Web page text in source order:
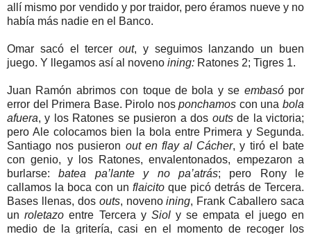
allí mismo por vendido y por traidor, pero éramos nueve y no
había más nadie en el Banco.
Omar sacó el tercerout, y seguimos lanzando un buen
juego. Y llegamos así al noveno ining: Ratones 2; Tigres 1.
Juan Ramón abrimos con toque de bola y se embasópor
error del Primera Base. Pirolo nosponchamos con unabola
afuera, y los Ratones se pusieron a dos outsde la victoria;
pero Ale colocamos bien la bola entre Primera y Segunda.
Santiago nos pusieron out en flay al Cácher, y tiró el bate
con genio, y los Ratones, envalentonados, empezaron a
burlarse:batea pa’lante y no pa’atrás; pero Rony le
callamos la boca con un flaicito que picó detrás de Tercera.
Bases llenas, dos outs, novenoining, Frank Caballero saca
unroletazo entre Tercera y Sioly se empata el juego en
medio de la gritería, casi en el momento de recoger los